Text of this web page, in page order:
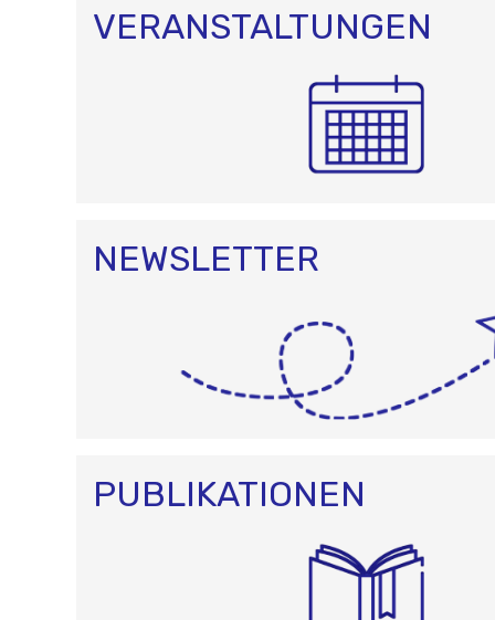
VERANSTALTUNGEN
NEWSLETTER
PUBLIKATIONEN